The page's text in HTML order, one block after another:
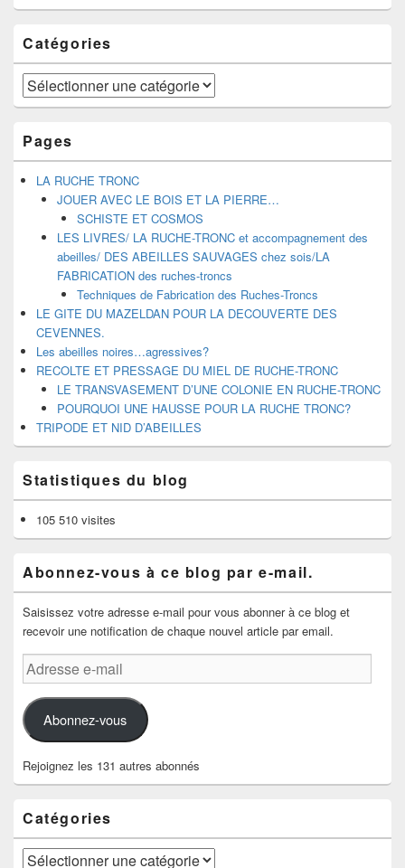
Catégories
Catégories
Pages
LA RUCHE TRONC
JOUER AVEC LE BOIS ET LA PIERRE…
SCHISTE ET COSMOS
LES LIVRES/ LA RUCHE-TRONC et accompagnement des
abeilles/ DES ABEILLES SAUVAGES chez sois/LA
FABRICATION des ruches-troncs
Techniques de Fabrication des Ruches-Troncs
LE GITE DU MAZELDAN POUR LA DECOUVERTE DES
CEVENNES.
Les abeilles noires…agressives?
RECOLTE ET PRESSAGE DU MIEL DE RUCHE-TRONC
LE TRANSVASEMENT D’UNE COLONIE EN RUCHE-TRONC
POURQUOI UNE HAUSSE POUR LA RUCHE TRONC?
TRIPODE ET NID D’ABEILLES
Statistiques du blog
105 510 visites
Abonnez-vous à ce blog par e-mail.
Saisissez votre adresse e-mail pour vous abonner à ce blog et
recevoir une notification de chaque nouvel article par email.
Adresse
e-
mail
Abonnez-vous
Rejoignez les 131 autres abonnés
Catégories
Catégories